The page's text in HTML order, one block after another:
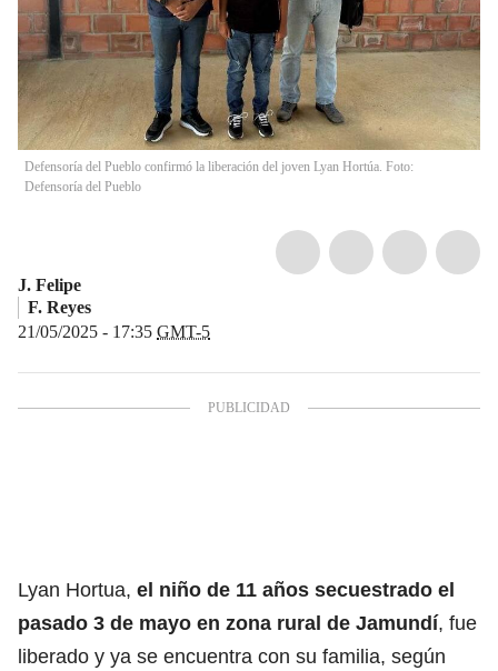
Defensoría del Pueblo confirmó la liberación del joven Lyan Hortúa. Foto:
Defensoría del Pueblo
J. Felipe
F. Reyes
21/05/2025 - 17:35 GMT-5
Lyan Hortua, el niño de 11 años secuestrado el
pasado 3 de mayo en zona rural de Jamundí, fue
liberado y ya se encuentra con su familia, según